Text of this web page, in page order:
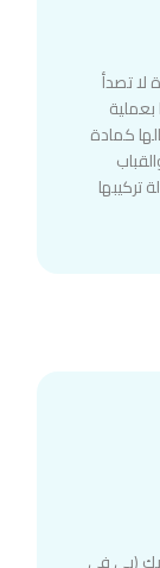
تصدأ
كمادة
تركيبها